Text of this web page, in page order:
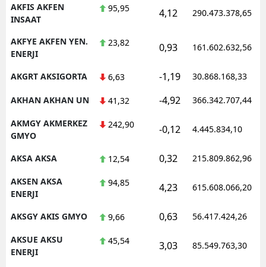
AKFIS AKFEN
INSAAT
95,95 4,12 290.473.378,65
AKFYE AKFEN YEN.
ENERJI
23,82 0,93 161.602.632,56
AKGRT AKSIGORTA 6,63 -1,19 30.868.168,33
AKHAN AKHAN UN 41,32 -4,92 366.342.707,44
AKMGY AKMERKEZ
GMYO
242,90 -0,12 4.445.834,10
AKSA AKSA 12,54 0,32 215.809.862,96
AKSEN AKSA
ENERJI
94,85 4,23 615.608.066,20
AKSGY AKIS GMYO 9,66 0,63 56.417.424,26
AKSUE AKSU
ENERJI
45,54 3,03 85.549.763,30